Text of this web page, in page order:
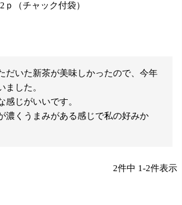
（チャック付袋）
だいた新茶が美味しかったので、今年
ました。
感じがいいです。
濃くうまみがある感じで私の好みか
2件中 1-2件表示